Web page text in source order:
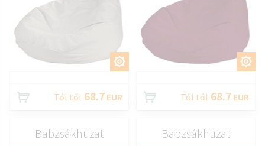
TESTRESZAB
Tól től 68.7 EUR
TESTRESZAB
Tól től 68.7 EUR
Babzsákhuzat Babzsákhuzat